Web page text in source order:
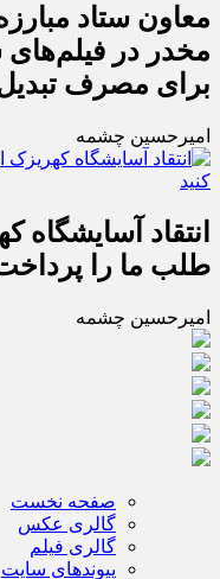
معاون ستاد
مخدر در
برای مصرف
امیرحسین چشمه
انتقاد آسایشگاه
طلب ما را
امیرحسین چشمه
صفحه نخست
گالری عکس
گالری فیلم
پیوندهای سایت